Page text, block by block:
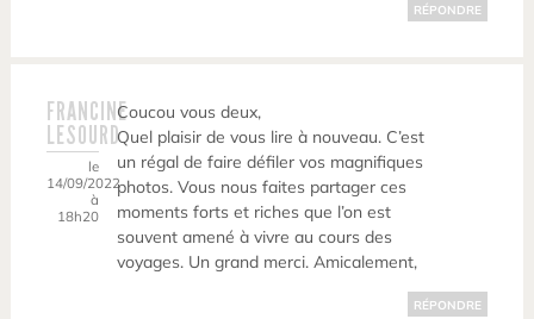
RÉPONDRE
FRANCINE
LESOURD
le
14/09/2022
à
18h20
Coucou vous deux,
Quel plaisir de vous lire à nouveau. C’est
un régal de faire défiler vos magnifiques
photos. Vous nous faites partager ces
moments forts et riches que l’on est
souvent amené à vivre au cours des
voyages. Un grand merci. Amicalement,
RÉPONDRE